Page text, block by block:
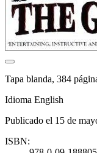
Tapa blanda, 384
Idioma English
Publicado el 15 de
ISBN: